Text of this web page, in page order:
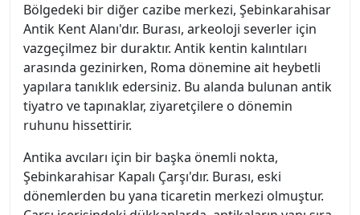
Bölgedeki bir diğer cazibe merkezi, Şebinkarahisar
Antik Kent Alanı'dır. Burası, arkeoloji severler için
vazgeçilmez bir duraktır. Antik kentin kalıntıları
arasında gezinirken, Roma dönemine ait heybetli
yapılara tanıklık edersiniz. Bu alanda bulunan antik
tiyatro ve tapınaklar, ziyaretçilere o dönemin
ruhunu hissettirir.
Antika avcıları için bir başka önemli nokta,
Şebinkarahisar Kapalı Çarşı'dır. Burası, eski
dönemlerden bu yana ticaretin merkezi olmuştur.